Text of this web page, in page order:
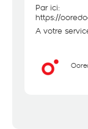
Par ici:
https://
A votre